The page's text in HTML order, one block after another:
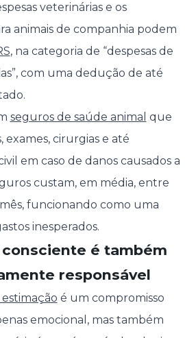
veterinárias e os
animais de companhia podem
, na categoria de “despesas de
com uma dedução de até
seguros de saúde animal que
cirurgias e até
em caso de danos causados a
custam, em média, entre
funcionando como uma
inesperados.
é também
responsável
é um compromisso
emocional, mas também